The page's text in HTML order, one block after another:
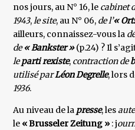
nos jours, au N° 16, le cabinet
1943,le site, au N° 06, de l’«
ailleurs, connaissez-vous la
de« Bankster »(p.24) ? Il
leparti rexiste, contraction de
utilisé parLéon Degrelle, lors
1936.
Au niveau de la presse, les
le « Brusseler Zeitung » : j